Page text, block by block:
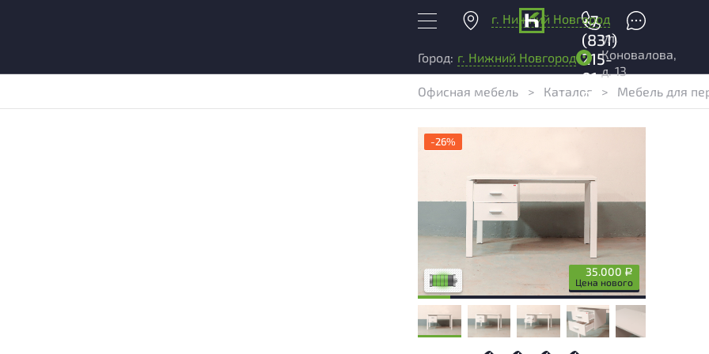
г. Нижний Новгород
+7
(831)
215-
01-
04
Город: г. Нижний Новгород
ул.
Коновалова,
д. 13
Офисная мебель > Каталог > Мебель для
-26%
35.000 Р
Цена нового
У товара присутствуют незначительные
следы эксплуатации, не влияющие на
удобство его использования
Низкая степень износа